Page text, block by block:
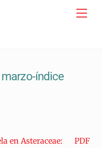
marzo-índice
en Asteraceae:
PDF